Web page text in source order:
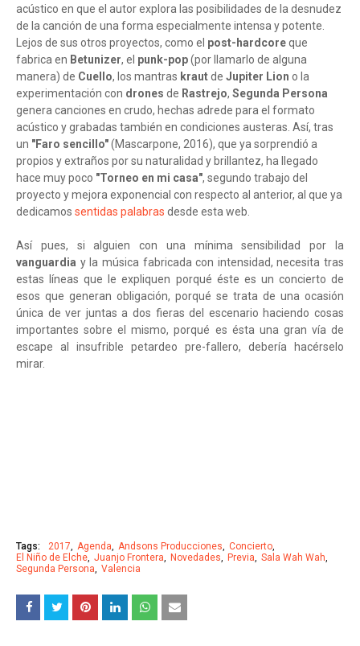
acústico en que el autor explora las posibilidades de la desnudez
de la canción de una forma especialmente intensa y potente.
Lejos de sus otros proyectos, como el post-hardcoreque
fabrica en Betunizer, el punk-pop(por llamarlo de alguna
manera) de Cuello, los mantras krautde Jupiter Lion o la
experimentación con drones de Rastrejo, Segunda Persona
genera canciones en crudo, hechas adrede para el formato
acústico y grabadas también en condiciones austeras. Así, tras
un "Faro sencillo"(Mascarpone, 2016), que ya sorprendió a
propios y extraños por su naturalidad y brillantez, ha llegado
hace muy poco "Torneo en mi casa", segundo trabajo del
proyecto y mejora exponencial con respecto al anterior, al que ya
dedicamos sentidas palabras desde esta web.
Así pues, si alguien con una mínima sensibilidad por la
vanguardia y la música fabricada con intensidad, necesita tras
estas líneas que le expliquen porqué éste es un concierto de
esos que generan obligación, porqué se trata de una ocasión
única de ver juntas a dos fieras del escenario haciendo cosas
importantes sobre el mismo, porqué es ésta una gran vía de
escape al insufrible petardeo pre-fallero, debería hacérselo
mirar.
Tags: 2017 Agenda Andsons Producciones
Concierto
El Niño de Elche Juanjo Frontera Novedades Previa
Sala Wah Wah
Segunda Persona
Valencia